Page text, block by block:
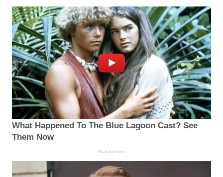
What Happened To The Blue Lagoon Cast? See
Them Now
Brainberries